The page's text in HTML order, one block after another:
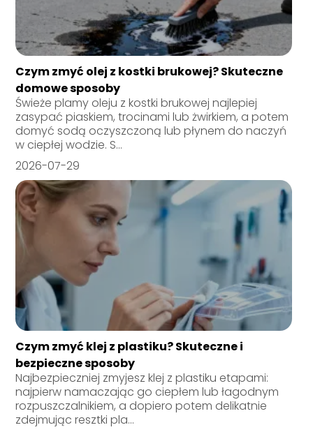
Czym zmyć olej z kostki brukowej? Skuteczne
domowe sposoby
Świeże plamy oleju z kostki brukowej najlepiej
zasypać piaskiem, trocinami lub żwirkiem, a potem
domyć sodą oczyszczoną lub płynem do naczyń
w ciepłej wodzie. S...
2026-07-29
Czym zmyć klej z plastiku? Skuteczne i
bezpieczne sposoby
Najbezpieczniej zmyjesz klej z plastiku etapami:
najpierw namaczając go ciepłem lub łagodnym
rozpuszczalnikiem, a dopiero potem delikatnie
zdejmując resztki pla...